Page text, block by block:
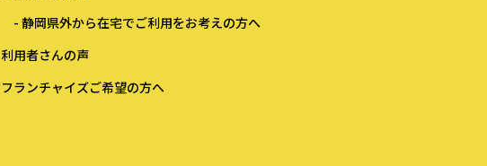
- 静岡県外から在宅でご利用をお考えの方へ​
利用者さんの声​​​
フランチャイズご希望の方へ​​​